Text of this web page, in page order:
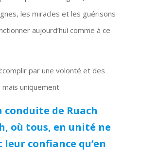
les miracles et les guérisons
aujourd’hui comme à ce
par une volonté et des
uniquement
conduite de Ruach
où tous, en unité ne
confiance qu’en